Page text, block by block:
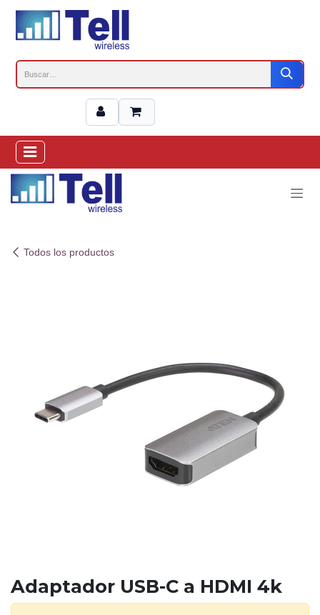
Ir al contenido
Todos los productos
Adaptador USB-C a HDMI 4k